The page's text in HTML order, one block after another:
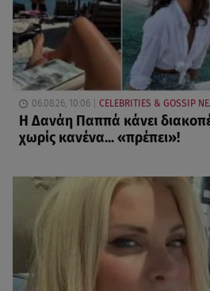
06.08.26, 10:06 CELEBRITIES & GOSSIP
Η Δανάη Παππά κάνει
χωρίς κανένα... «πρέπει»!